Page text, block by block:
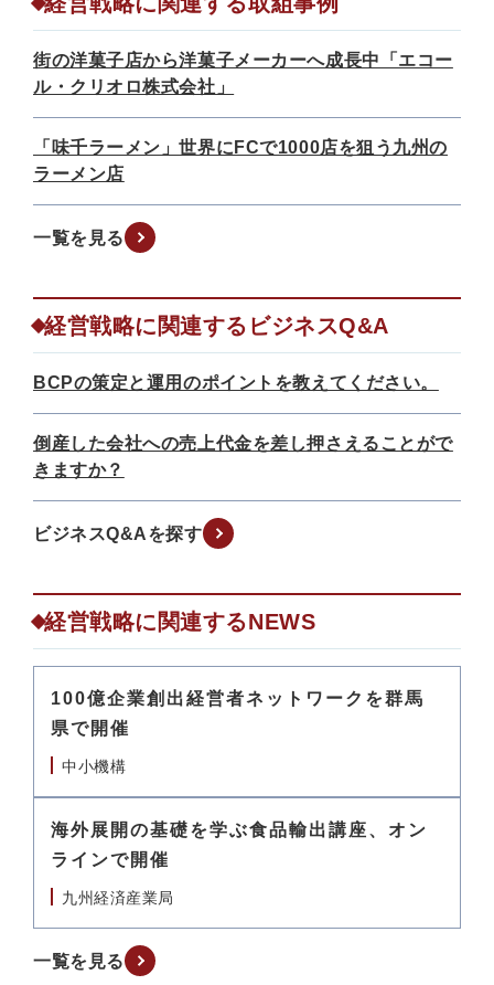
街の洋菓子店から洋菓子メーカーへ成長中「エコー
ル・クリオロ株式会社」
「味千ラーメン」世界にFCで1000店を狙う九州の
ラーメン店
一覧を見る
経営戦略に関連するビジネスQ&A
BCPの策定と運用のポイントを教えてください。
倒産した会社への売上代金を差し押さえることがで
きますか？
ビジネスQ&Aを探す
経営戦略に関連するNEWS
100億企業創出経営者ネットワークを群馬
県で開催
中小機構
海外展開の基礎を学ぶ食品輸出講座、オン
ラインで開催
九州経済産業局
一覧を見る